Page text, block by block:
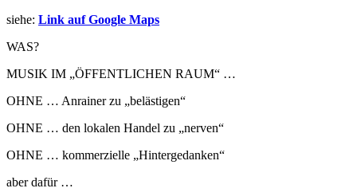
siehe: Link auf Google Maps
WAS?
MUSIK IM „ÖFFENTLICHEN RAUM“ …
OHNE … Anrainer zu „belästigen“
OHNE … den lokalen Handel zu „nerven“
OHNE … kommerzielle „Hintergedanken“
aber dafür …